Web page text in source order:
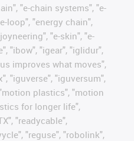
"e-chain systems", "e-
loop", "energy chain",
"e-skin", "e-
"ibow", "igear", "iglidur",
improves what moves",
"iguverse", "iguversum",
plastics", "motion
for longer life",
"readycable",
"reguse", "robolink",